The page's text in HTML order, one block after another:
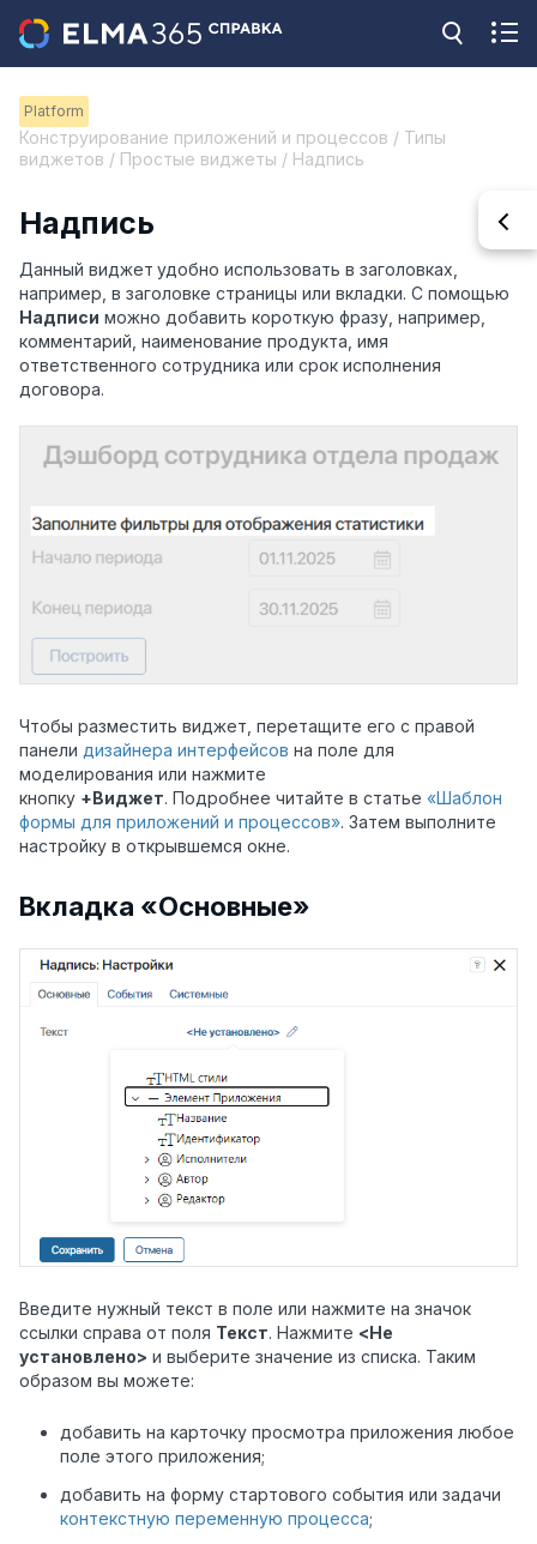
Platform
Конструирование приложений и процессов / Типы
виджетов / Простые виджеты / Надпись
Надпись
Данный виджет удобно использовать в заголовках,
например, в заголовке страницы или вкладки. С помощью
Надписи можно добавить короткую фразу, например,
комментарий, наименование продукта, имя
ответственного сотрудника или срок исполнения
договора.
Чтобы разместить виджет, перетащите его с правой
панели дизайнера интерфейсов на поле для
моделирования или нажмите
кнопку +Виджет. Подробнее читайте в статье «Шаблон
формы для приложений и процессов». Затем выполните
настройку в открывшемся окне.
Вкладка «Основные»
Введите нужный текст в поле или нажмите на значок
ссылки справа от поля Текст. Нажмите <Не
установлено> и выберите значение из списка. Таким
образом вы можете:
добавить на карточку просмотра приложения любое
поле этого приложения;
добавить на форму стартового события или задачи
контекстную переменную процесса;